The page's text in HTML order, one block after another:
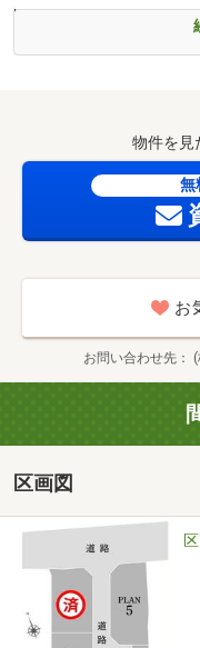
時間／10:00～18:00
現地案内会（事前に必
お客様のご都合に合
短時間のご案内も可能
内容の希望は、その他
おおよその所要時間
【所要時間/内容】
・現地/物件見学（30
・ご希望の条件のご相
ご希望の時間に合わせ
（短時間でも可能です
物件を見
無
お
お問い合わせ先
区画図